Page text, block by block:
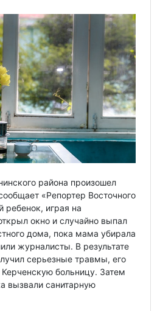
района произошел
«Репортер Восточного
ребенок, играя на
окно и случайно выпал
дома, пока мама убирала
журналисты. В результате
серьезные травмы, его
Керченскую больницу. Затем
вызвали санитарную